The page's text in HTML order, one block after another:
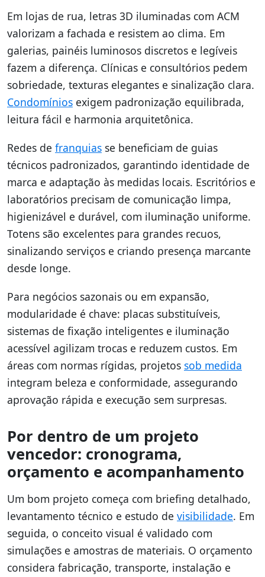
Em lojas de rua, letras 3D iluminadas com ACM
valorizam a fachada e resistem ao clima. Em
galerias, painéis luminosos discretos e legíveis
fazem a diferença. Clínicas e consultórios pedem
sobriedade, texturas elegantes e sinalização clara.
Condomínios exigem padronização equilibrada,
leitura fácil e harmonia arquitetônica.
Redes de franquias se beneficiam de guias
técnicos padronizados, garantindo identidade de
marca e adaptação às medidas locais. Escritórios e
laboratórios precisam de comunicação limpa,
higienizável e durável, com iluminação uniforme.
Totens são excelentes para grandes recuos,
sinalizando serviços e criando presença marcante
desde longe.
Para negócios sazonais ou em expansão,
modularidade é chave: placas substituíveis,
sistemas de fixação inteligentes e iluminação
acessível agilizam trocas e reduzem custos. Em
áreas com normas rígidas, projetos sob medida
integram beleza e conformidade, assegurando
aprovação rápida e execução sem surpresas.
Por dentro de um projeto
vencedor: cronograma,
orçamento e acompanhamento
Um bom projeto começa com briefing detalhado,
levantamento técnico e estudo de visibilidade. Em
seguida, o conceito visual é validado com
simulações e amostras de materiais. O orçamento
considera fabricação, transporte, instalação e